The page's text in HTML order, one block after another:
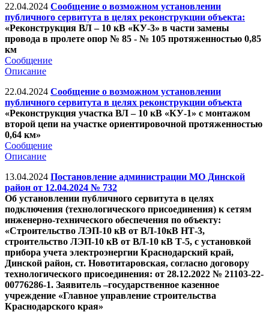
22.04.2024 Сообщение о возможном установлении
публичного сервитута в целях реконструкции объекта:
«Реконструкция ВЛ – 10 кВ «КУ-3» в части замены
провода в пролете опор № 85 - № 105 протяженностью 0,85
км
Сообщение
Описание
22.04.2024 Сообщение о возможном установлении
публичного сервитута в целях реконструкции объекта
«Реконструкция участка ВЛ – 10 кВ «КУ-1» с монтажом
второй цепи на участке ориентировочной протяженностью
0,64 км»
Сообщение
Описание
13.04.2024 Постановление администрации МО Динской
район от 12.04.2024 № 732
Об установлении публичного сервитута в целях
подключения (технологического присоединения) к сетям
инженерно-технического обеспечения по объекту:
«Строительство ЛЭП-10 кВ от ВЛ-10кВ НТ-3,
строительство ЛЭП-10 кВ от ВЛ-10 кВ Т-5, с установкой
прибора учета электроэнергии Краснодарский край,
Динской район, ст. Новотитаровская, согласно договору
технологического присоединения: от 28.12.2022 № 21103-22-
00776286-1. Заявитель –государственное казенное
учреждение «Главное управление строительства
Краснодарского края»